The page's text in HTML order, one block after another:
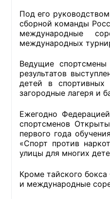
Общественный штаб
Члены ОП КО
Документы ОП КО
Регламент ОП КО
Кодекс этики ОП КО
Положения
Соглашения
Порядок работы ЦОН
Под его
сборной команды
международные
международных
Ведущие
результатов
детей в спортивных
загородные лагеря и
Ежегодно
спортсменов
первого года
«Спорт против
улицы для многих
Кроме тайского
и международные